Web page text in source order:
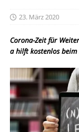
23. März 2020
Corona-Zeit für
a hilft kostenlos beim